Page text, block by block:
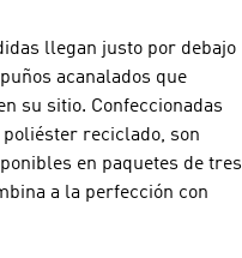
llegan justo por debajo
acanalados que
su sitio. Confeccionadas
poliéster reciclado, son
en paquetes de tres
a la perfección con